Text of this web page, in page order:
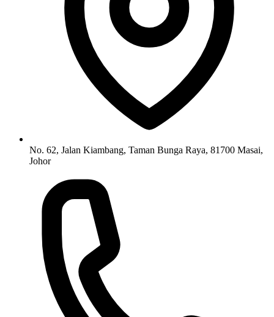
No. 62, Jalan Kiambang, Taman Bunga Raya, 81700 Masai,
Johor